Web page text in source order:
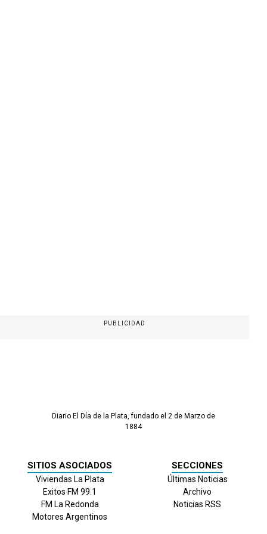
PUBLICIDAD
Diario El Día de la Plata, fundado el 2 de Marzo de
1884
SITIOS ASOCIADOS
Viviendas La Plata
Exitos FM 99.1
FM La Redonda
Motores Argentinos
SECCIONES
Últimas Noticias
Archivo
Noticias RSS